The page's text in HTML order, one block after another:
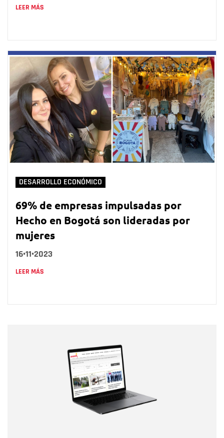
LEER MÁS
DESARROLLO ECONÓMICO
69% de empresas impulsadas por
Hecho en Bogotá son lideradas por
mujeres
16•11•2023
LEER MÁS
Correo electrónico
Tipo de comentario